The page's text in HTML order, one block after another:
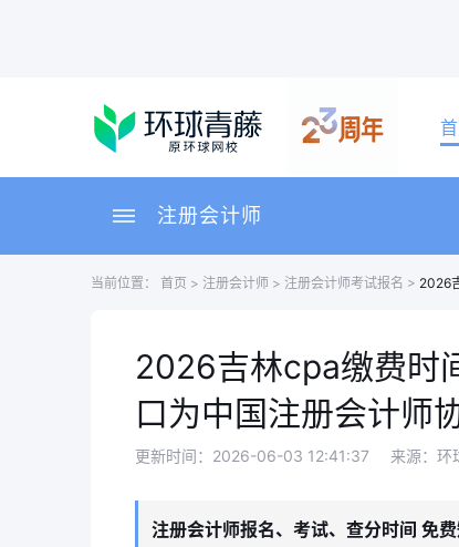
注册会计师
当前位置： 首页 > 注册会计师 > 注册会计师考试报名 > 2026
2026吉林cpa缴费时
口为中国注册会计师
更新时间：2026-06-03 12:41:37 来源：环
注册会计师报名、考试、查分时间 免